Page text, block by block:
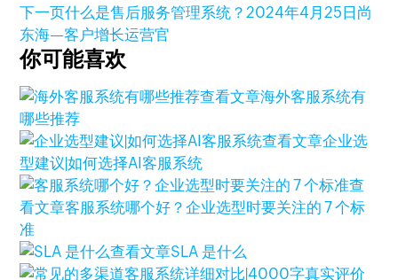
下一页什么是售后服务管理系统？2024年4月25日 尚
东海—客户增长运营官
你可能喜欢
查看文章海外客服系统有
哪些推荐
查看文章企业选
型建议|如何选择AI客服系统
查
看文章客服系统哪个好？企业选型时要关注的 7 个标
准
查看文章SLA 是什么